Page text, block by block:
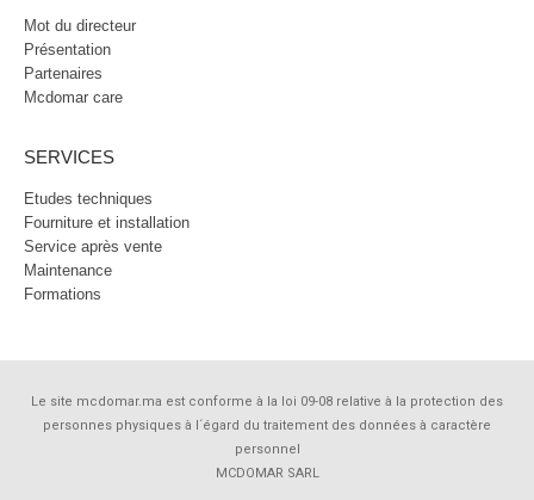
Mot du directeur
Présentation
Partenaires
Mcdomar care
SERVICES
Etudes techniques
Fourniture et installation
Service après vente
Maintenance
Formations
Le site mcdomar.ma est conforme à la loi 09-08 relative à la protection des
personnes physiques à l´égard du traitement des données à caractère
personnel
MCDOMAR SARL